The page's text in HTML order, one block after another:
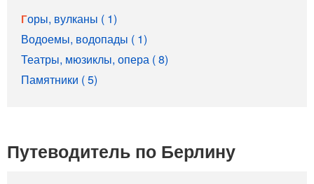
Горы, вулканы ( 1)
Водоемы, водопады ( 1)
Театры, мюзиклы, опера ( 8)
Памятники ( 5)
Путеводитель по Берлину